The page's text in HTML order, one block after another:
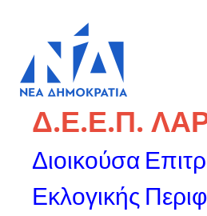
Δ.Ε.Ε.Π.
Διοικούσα
Εκλογικής